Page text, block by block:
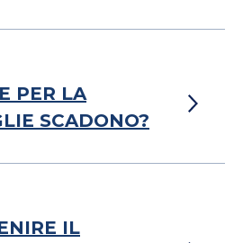
PER LA
SCADONO?
IL